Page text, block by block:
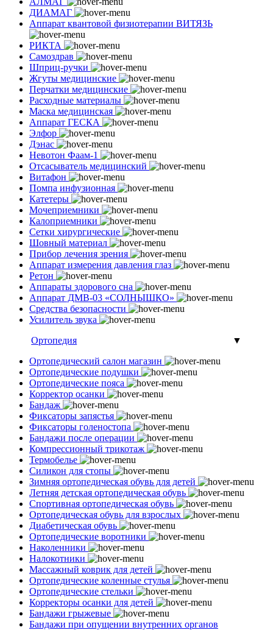
ДИАМАГ
Аппарат квантовой физиотерапии ВИТЯЗЬ
РИКТА
Самоздрав
Шприц-ручки
Жгуты медицинские
Перчатки медицинские
Расходные материалы
Маска медицинская
Аппарат ГЕСКА
Элфор
Дэнас
Невотон Фаам-1
Отсасыватель медицинский
Витафон
Помпа инфузионная
Катетеры
Мочеприемники
Калоприемники
Сетки хирургические
Шовный материал
Прибор лечения зрения
Аппарат измерения давления глаз
Ретон
Аппараты здорового сна
Аппарат ДМВ-03 «СОЛНЫШКО»
Средства безопасности
Усилитель звука
Ортопедия
▼
Ортопедический салон магазин
Ортопедические подушки
Ортопедические пояса
Корректор осанки
Бандаж
Фиксаторы запястья
Фиксаторы голеностопа
Бандажи после операции
Компрессионный трикотаж
Термобелье
Силикон для стопы
Зимняя ортопедическая обувь для детей
Летняя детская ортопедическая обувь
Спортивная ортопедическая обувь
Ортопедическая обувь для взрослых
Диабетическая обувь
Ортопедические воротники
Наколенники
Налокотники
Массажный коврик для детей
Ортопедические коленные стулья
Ортопедические стельки
Корректоры осанки для детей
Бандажи грыжевые
Бандажи при опущении внутренних органов